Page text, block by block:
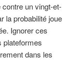
contre un vingt-et-
la probabilité joue
Ignorer ces
plateformes
dans les